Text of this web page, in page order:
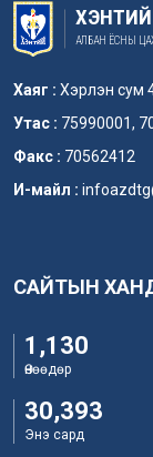
АЛБАН ЁСНЫ
Хаяг : Хэрлэн сум
Утас : 75990001,
Факс : 70562412
И-майл :
САЙТЫН
1,130
Өнөөдөр
30,393
Энэ сард